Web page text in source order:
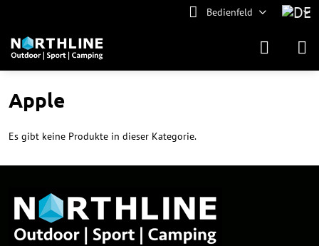
Bedienfeld
Apple
Es gibt keine Produkte in dieser Kategorie.